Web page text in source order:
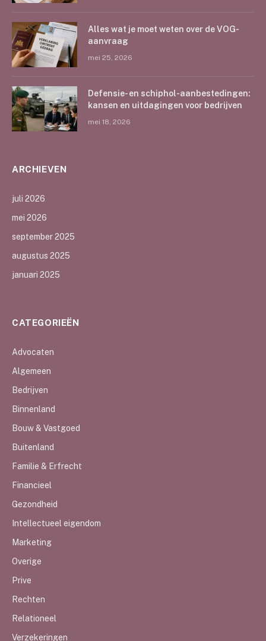
Alles wat je moet weten over de VOG-
aanvraag
mei 25, 2026
Defensie- en schiphol-aanbestedingen:
kansen en uitdagingen voor bedrijven
mei 18, 2026
ARCHIEVEN
juli 2026
mei 2026
september 2025
augustus 2025
januari 2025
CATEGORIEËN
Advocaten
Algemeen
Bedrijven
Binnenland
Bouw & Vastgoed
Buitenland
Familie & Erfrecht
Financieel
Gezondheid
Intellectueel eigendom
Marketing
Overige
Prive
Rechten
Relationeel
Verzekeringen